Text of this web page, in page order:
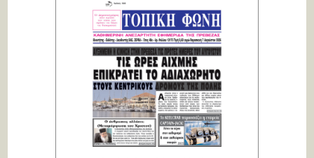
ΑΡΙΩΝ
Ιστορίες Καθημερινής
Τρέλας
Επισημάνσεις
Σοβαρή ανησυχία...
Κική Ζέρβα
Πολιτικά και άλλα